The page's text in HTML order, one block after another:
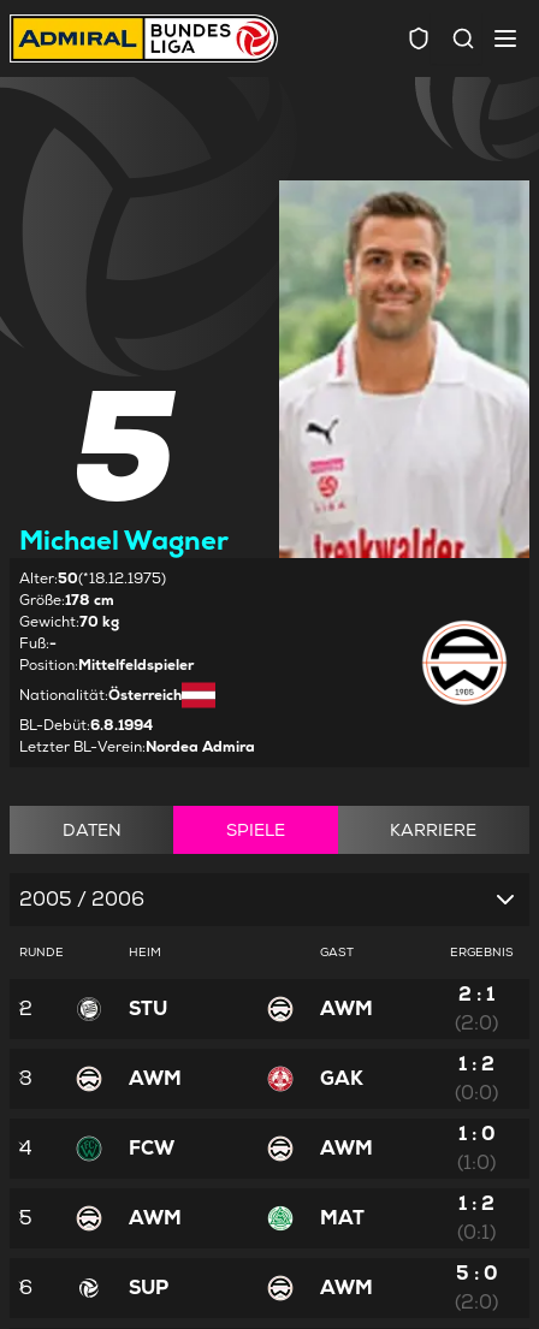
5
Michael Wagner
Alter:50(*18.12.1975)
Größe:178 cm
Gewicht:70 kg
Fuß:-
Position:Mittelfeldspieler
Nationalität:Österreich
BL-Debüt:6.8.1994
Letzter BL-Verein:Nordea Admira
DATEN SPIELE KARRIERE
2005 / 2006
RUNDE HEIM GAST ERGEBNIS
2 STU AWM
2 : 1
(2:0)
3 AWM GAK
1 : 2
(0:0)
4 FCW AWM
1 : 0
(1:0)
5 AWM MAT
1 : 2
(0:1)
6 SUP AWM
5 : 0
(2:0)